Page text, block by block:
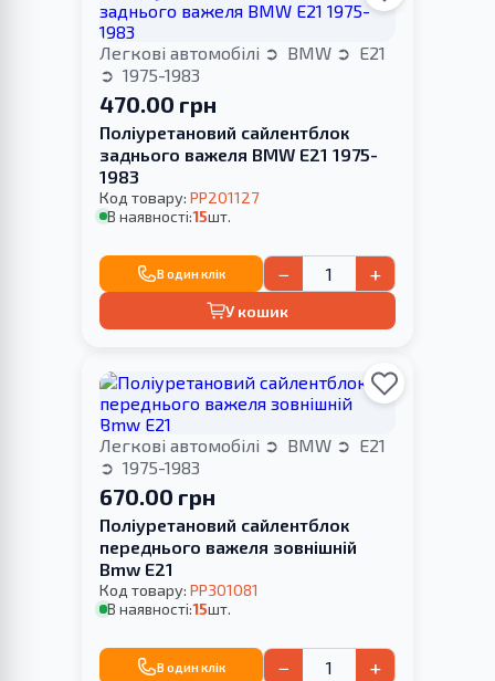
Легкові автомобілі BMW
E21
1975-1983
470.00 грн
Поліуретановий сайлентблок
заднього важеля BMW E21 1975-
1983
Код товару: PP201127
В наявності:15шт.
В один клік − +
У кошик
Легкові автомобілі BMW
E21
1975-1983
670.00 грн
Поліуретановий сайлентблок
переднього важеля зовнішній
Bmw E21
Код товару: PP301081
В наявності:15шт.
В один клік − +